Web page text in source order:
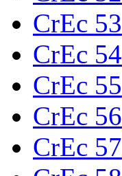
CrEc 53
CrEc 54
CrEc 55
CrEc 56
CrEc 57